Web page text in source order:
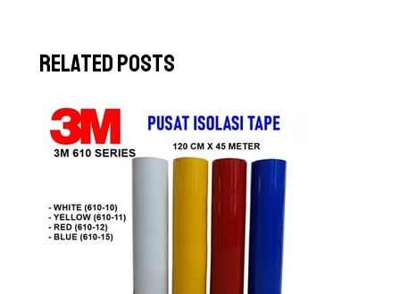
Related Posts